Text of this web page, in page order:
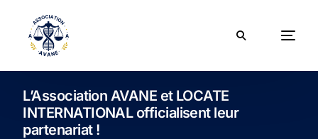
L’Association AVANE et LOCATE
INTERNATIONAL officialisent leur
partenariat !